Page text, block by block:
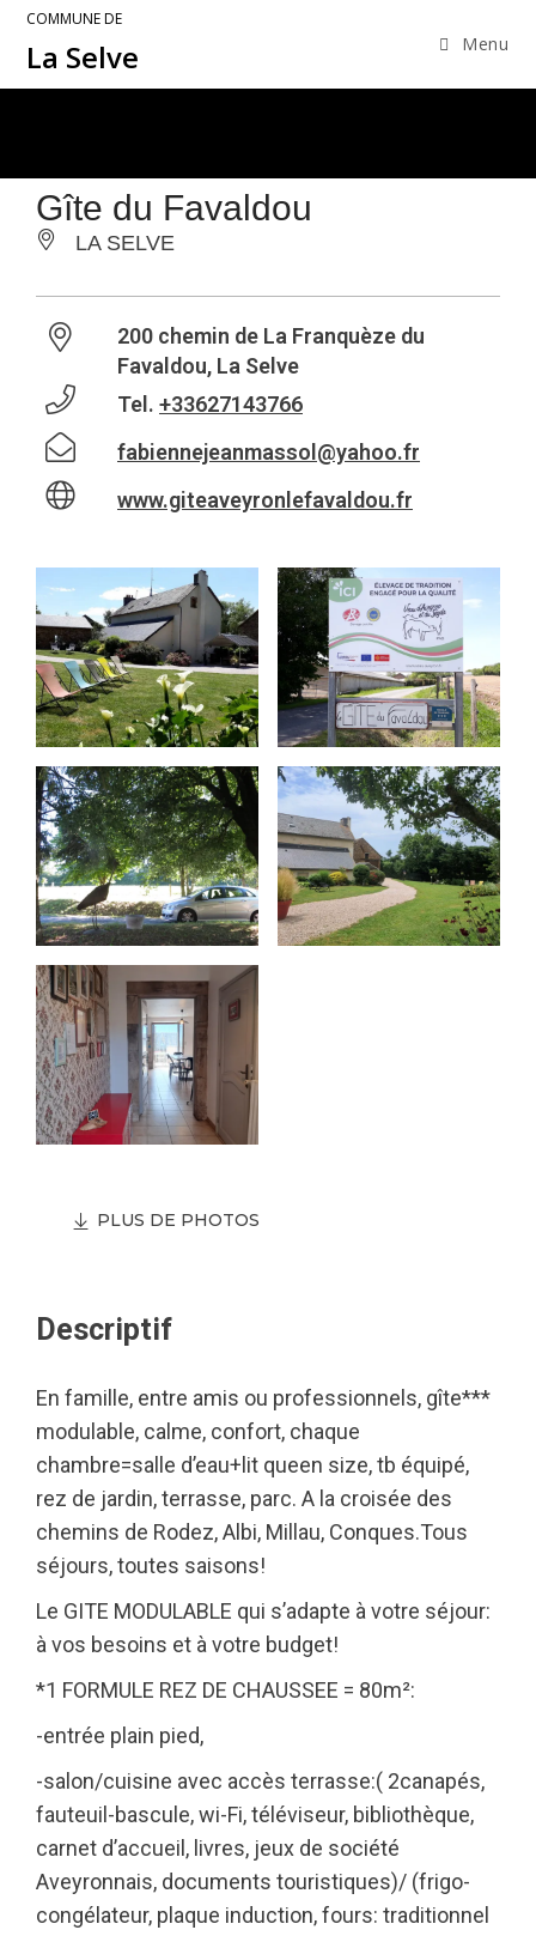
COMMUNE DE
La Selve Menu
Gîte du Favaldou
LA SELVE
200 chemin de La Franquèze du
Favaldou, La Selve
Tel. +33627143766
fabiennejeanmassol@yahoo.fr
www.giteaveyronlefavaldou.fr
PLUS DE PHOTOS
Descriptif
En famille, entre amis ou professionnels, gîte***
modulable, calme, confort, chaque
chambre=salle d’eau+lit queen size, tb équipé,
rez de jardin, terrasse, parc. A la croisée des
chemins de Rodez, Albi, Millau, Conques.Tous
séjours, toutes saisons!
Le GITE MODULABLE qui s’adapte à votre séjour:
à vos besoins et à votre budget!
*1 FORMULE REZ DE CHAUSSEE = 80m²:
-entrée plain pied,
-salon/cuisine avec accès terrasse:( 2canapés,
fauteuil-bascule, wi-Fi, téléviseur, bibliothèque,
carnet d’accueil, livres, jeux de société
Aveyronnais, documents touristiques)/ (frigo-
congélateur, plaque induction, fours: traditionnel